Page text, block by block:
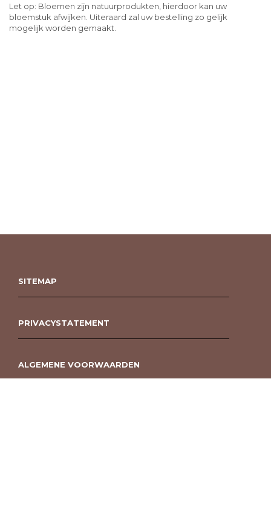
Let op: Bloemen zijn natuurprodukten, hierdoor kan uw
bloemstuk afwijken. Uiteraard zal uw bestelling zo gelijk
mogelijk worden gemaakt.
SITEMAP
PRIVACYSTATEMENT
ALGEMENE VOORWAARDEN